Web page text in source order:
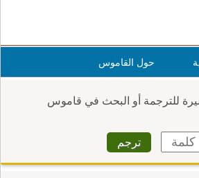
حول القاموس
للترجمة أو البحث في قاموس